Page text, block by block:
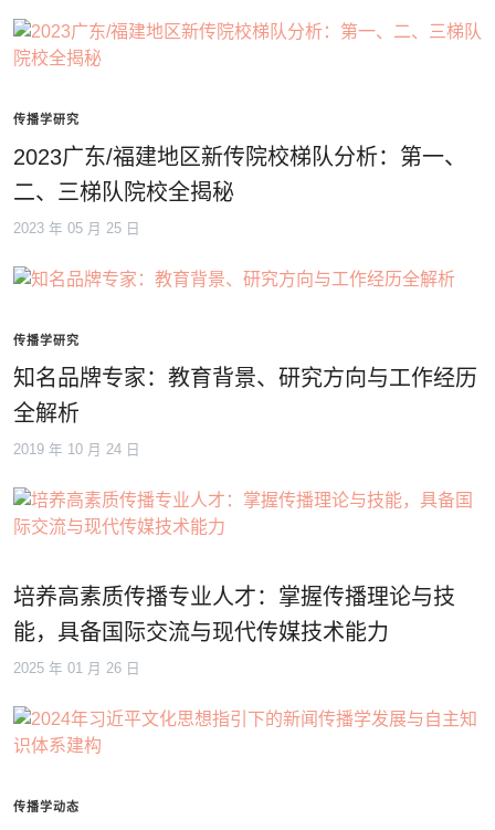
传播学研究
2023广东/福建地区新传院校梯队分析：第一、
二、三梯队院校全揭秘
2023 年 05 月 25 日
传播学研究
知名品牌专家：教育背景、研究方向与工作经历
全解析
2019 年 10 月 24 日
培养高素质传播专业人才：掌握传播理论与技
能，具备国际交流与现代传媒技术能力
2025 年 01 月 26 日
传播学动态